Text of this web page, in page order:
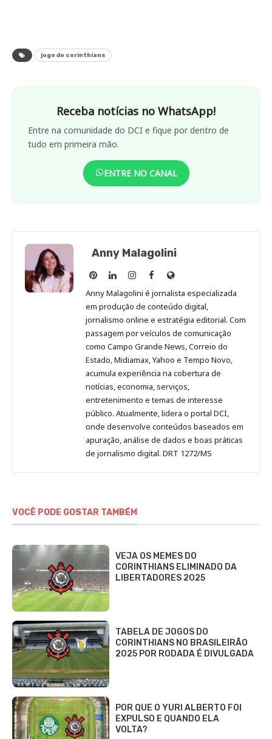
jogo do corinthians
Receba notícias no WhatsApp!
Entre na comunidade do DCI e fique por dentro de
tudo em primeira mão.
ENTRE NO CANAL
Anny Malagolini
Anny
Malagolini
no
Pinterest
Anny
Malagolini
no
LinkedIn
Anny
Malagolini
no
Instagram
Anny
Malagolini
no
Facebook
Site
de
Anny
Malagolini
Anny Malagolini é jornalista especializada
em produção de conteúdo digital,
jornalismo online e estratégia editorial. Com
passagem por veículos de comunicação
como Campo Grande News, Correio do
Estado, Midiamax, Yahoo e Tempo Novo,
acumula experiência na cobertura de
notícias, economia, serviços,
entretenimento e temas de interesse
público. Atualmente, lidera o portal DCI,
onde desenvolve conteúdos baseados em
apuração, análise de dados e boas práticas
de jornalismo digital. DRT 1272/MS
VOCÊ PODE GOSTAR TAMBÉM
VEJA OS MEMES DO
CORINTHIANS ELIMINADO DA
LIBERTADORES 2025
TABELA DE JOGOS DO
CORINTHIANS NO BRASILEIRÃO
2025 POR RODADA É DIVULGADA
POR QUE O YURI ALBERTO FOI
EXPULSO E QUANDO ELA
VOLTA?